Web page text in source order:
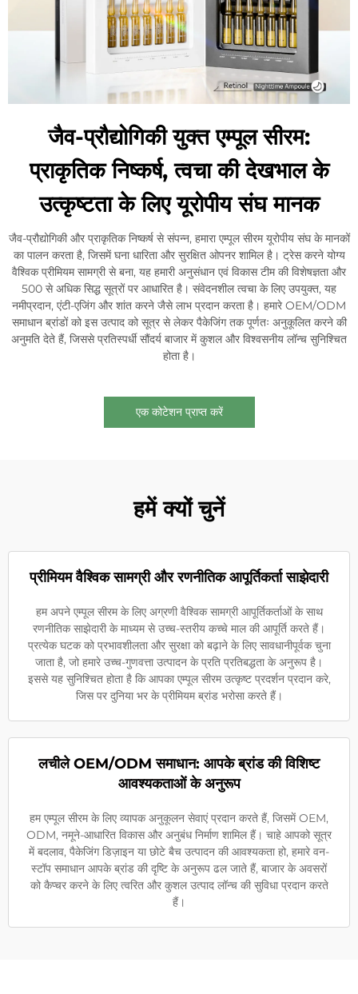
जैव-प्रौद्योगिकी युक्त एम्पूल सीरम:
प्राकृतिक निष्कर्ष, त्वचा की देखभाल के
उत्कृष्टता के लिए यूरोपीय संघ मानक
जैव-प्रौद्योगिकी और प्राकृतिक निष्कर्ष से संपन्न, हमारा एम्पूल सीरम यूरोपीय संघ के मानकों
का पालन करता है, जिसमें घना धारिता और सुरक्षित ओपनर शामिल है। ट्रेस करने योग्य
वैश्विक प्रीमियम सामग्री से बना, यह हमारी अनुसंधान एवं विकास टीम की विशेषज्ञता और
500 से अधिक सिद्ध सूत्रों पर आधारित है। संवेदनशील त्वचा के लिए उपयुक्त, यह
नमीप्रदान, एंटी-एजिंग और शांत करने जैसे लाभ प्रदान करता है। हमारे OEM/ODM
समाधान ब्रांडों को इस उत्पाद को सूत्र से लेकर पैकेजिंग तक पूर्णतः अनुकूलित करने की
अनुमति देते हैं, जिससे प्रतिस्पर्धी सौंदर्य बाजार में कुशल और विश्वसनीय लॉन्च सुनिश्चित
होता है।
एक कोटेशन प्राप्त करें
हमें क्यों चुनें
प्रीमियम वैश्विक सामग्री और रणनीतिक आपूर्तिकर्ता साझेदारी
हम अपने एम्पूल सीरम के लिए अग्रणी वैश्विक सामग्री आपूर्तिकर्ताओं के साथ
रणनीतिक साझेदारी के माध्यम से उच्च-स्तरीय कच्चे माल की आपूर्ति करते हैं।
प्रत्येक घटक को प्रभावशीलता और सुरक्षा को बढ़ाने के लिए सावधानीपूर्वक चुना
जाता है, जो हमारे उच्च-गुणवत्ता उत्पादन के प्रति प्रतिबद्धता के अनुरूप है।
इससे यह सुनिश्चित होता है कि आपका एम्पूल सीरम उत्कृष्ट प्रदर्शन प्रदान करे,
जिस पर दुनिया भर के प्रीमियम ब्रांड भरोसा करते हैं।
लचीले OEM/ODM समाधान: आपके ब्रांड की विशिष्ट
आवश्यकताओं के अनुरूप
हम एम्पूल सीरम के लिए व्यापक अनुकूलन सेवाएं प्रदान करते हैं, जिसमें OEM,
ODM, नमूने-आधारित विकास और अनुबंध निर्माण शामिल हैं। चाहे आपको सूत्र
में बदलाव, पैकेजिंग डिज़ाइन या छोटे बैच उत्पादन की आवश्यकता हो, हमारे वन-
स्टॉप समाधान आपके ब्रांड की दृष्टि के अनुरूप ढल जाते हैं, बाजार के अवसरों
को कैप्चर करने के लिए त्वरित और कुशल उत्पाद लॉन्च की सुविधा प्रदान करते
हैं।